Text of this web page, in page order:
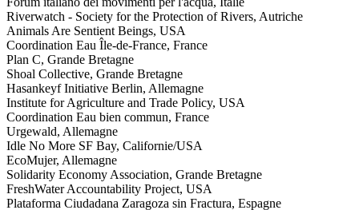
Riverwatch - Society for the Protection of Rivers, Autriche
Animals Are Sentient Beings, USA
Coordination Eau Île-de-France, France
Plan C, Grande Bretagne
Shoal Collective, Grande Bretagne
Hasankeyf Initiative Berlin, Allemagne
Institute for Agriculture and Trade Policy, USA
Coordination Eau bien commun, France
Urgewald, Allemagne
Idle No More SF Bay, Californie/USA
EcoMujer, Allemagne
Solidarity Economy Association, Grande Bretagne
FreshWater Accountability Project, USA
Plataforma Ciudadana Zaragoza sin Fractura, Espagne